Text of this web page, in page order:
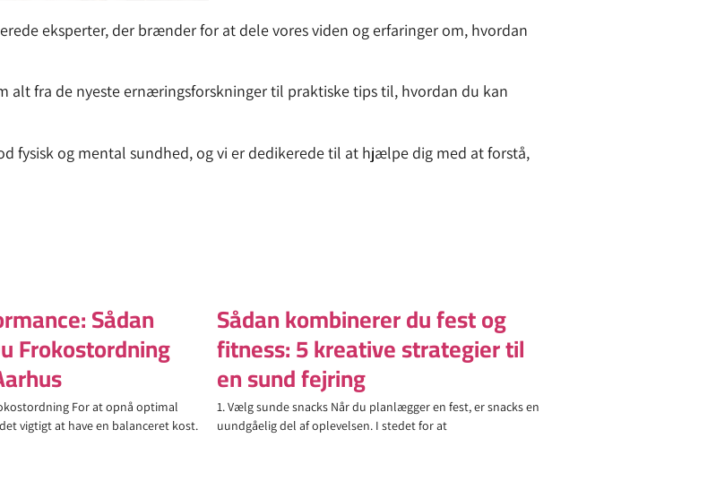
eksperter, der brænder for at dele vores viden og erfaringer om, hvordan
fra de nyeste ernæringsforskninger til praktiske tips til, hvordan du kan
fysisk og mental sundhed, og vi er dedikerede til at hjælpe dig med at forstå,
Sådan
Frokostordning
For at opnå optimal
vigtigt at have en balanceret kost.
Sådan kombinerer du fest og
fitness: 5 kreative strategier til
en sund fejring
1. Vælg sunde snacks Når du planlægger en fest, er snacks en
uundgåelig del af oplevelsen. I stedet for at